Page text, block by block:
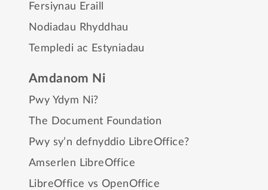
Fersiynau Eraill
Nodiadau Rhyddhau
Templedi ac Estyniadau
Amdanom Ni
Pwy Ydym Ni?
The Document Foundation
Pwy sy’n defnyddio LibreOffice?
Amserlen LibreOffice
LibreOffice vs OpenOffice